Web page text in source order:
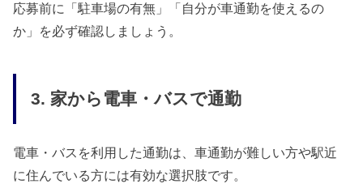
応募前に「駐車場の有無」「自分が車通勤を使えるの
か」を必ず確認しましょう。
3. 家から電車・バスで通勤
電車・バスを利用した通勤は、車通勤が難しい方や駅近
に住んでいる方には有効な選択肢です。